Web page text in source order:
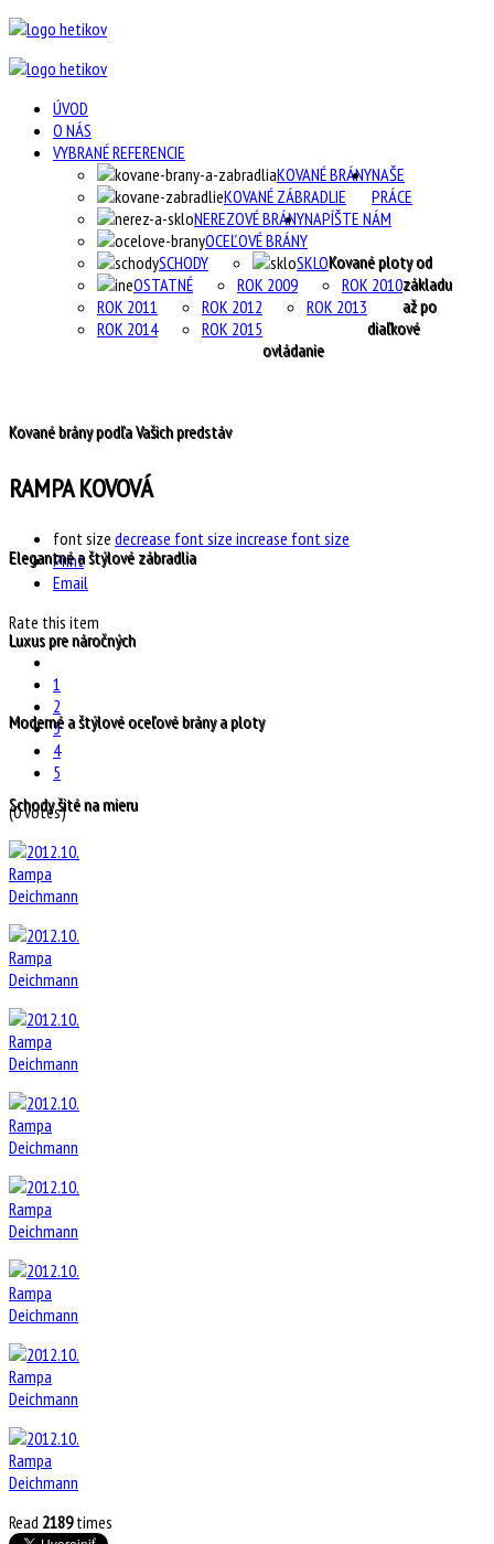
ÚVOD
O NÁS
VYBRANÉ REFERENCIE
KOVANÉ BRÁNY
KOVANÉ ZÁBRADLIE
NEREZOVÉ BRÁNY
OCEĽOVÉ BRÁNY
SCHODY
SKLO
OSTATNÉ
NAŠE
PRÁCE
ROK 2009
ROK 2010
ROK 2011
ROK 2012
ROK 2013
ROK 2014
ROK 2015
NAPÍŠTE NÁM
Kované ploty od
základu
až po
diaľkové
ovládanie
Kované brány podľa Vašich predstáv
Elegantné a štýlové zábradlia
Luxus pre náročných
Moderné a štýlové oceľové brány a ploty
Schody šité na mieru
RAMPA KOVOVÁ
font size decrease font size increase font size
Print
Email
Rate this item
1
2
3
4
5
(0 votes)
Read 2189times